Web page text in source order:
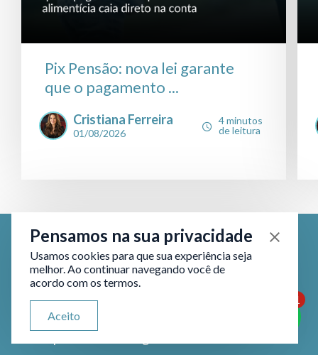
Pix Pensão: nova lei garante
que o pagamento ...
Cristiana Ferreira
01/08/2026
4 minutos
de leitura
Fique por dentro das nossas
novidades.
1
Pensamos na sua privacidade
Usamos cookies para que sua experiência seja
melhor. Ao continuar navegando você de
acordo com os termos.
Aceito